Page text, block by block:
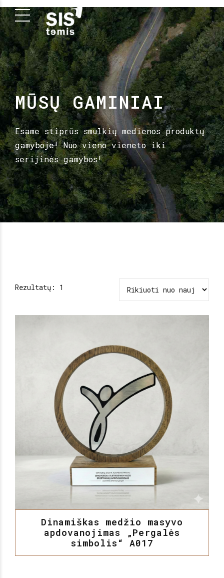
MŪSŲ GAMINIAI
Esame stiprūs smulkių medienos produktų
gamyboje! Nuo vieno vieneto iki
serijinės gamybos!
Rezultatų: 1
Dinamiškas medžio masyvo
apdovanojimas „Pergalės
simbolis“ A017